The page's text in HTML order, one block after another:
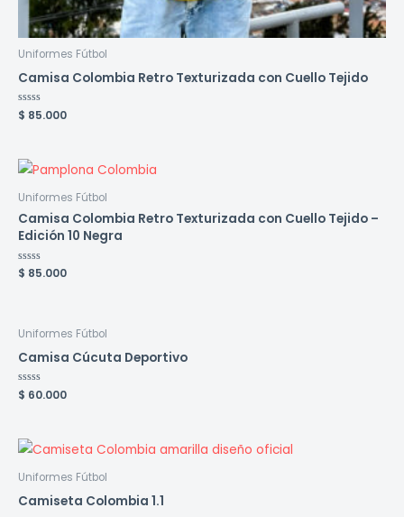
Uniformes Fútbol
Camisa Colombia Retro Texturizada con Cuello Tejido
Valorado
en
$ 85.000
Uniformes Fútbol
Camisa Colombia Retro Texturizada con Cuello Tejido –
Edición 10 Negra
Valorado
en
$ 85.000
Uniformes Fútbol
Camisa Cúcuta Deportivo
Valorado
en
$ 60.000
Uniformes Fútbol
Camiseta Colombia 1.1